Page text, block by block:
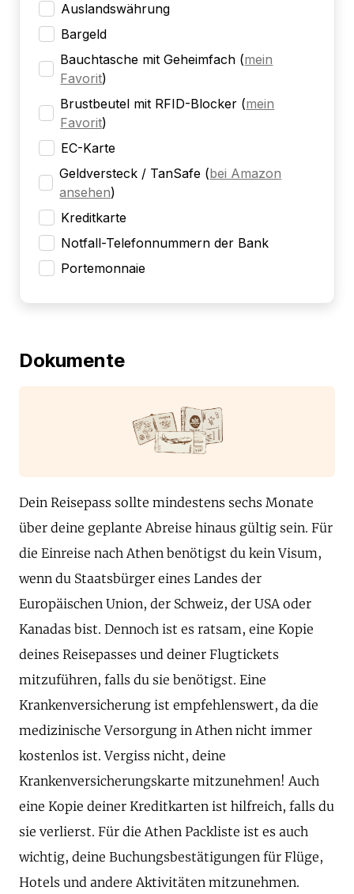
Auslandswährung
Bargeld
Bauchtasche mit Geheimfach (mein
Favorit)
Brustbeutel mit RFID-Blocker (mein
Favorit)
EC-Karte
Geldversteck / TanSafe (bei Amazon
ansehen)
Kreditkarte
Notfall-Telefonnummern der Bank
Portemonnaie
Dokumente
Dein Reisepass sollte mindestens sechs Monate
über deine geplante Abreise hinaus gültig sein. Für
die Einreise nach Athen benötigst du kein Visum,
wenn du Staatsbürger eines Landes der
Europäischen Union, der Schweiz, der USA oder
Kanadas bist. Dennoch ist es ratsam, eine Kopie
deines Reisepasses und deiner Flugtickets
mitzuführen, falls du sie benötigst. Eine
Krankenversicherung ist empfehlenswert, da die
medizinische Versorgung in Athen nicht immer
kostenlos ist. Vergiss nicht, deine
Krankenversicherungskarte mitzunehmen! Auch
eine Kopie deiner Kreditkarten ist hilfreich, falls du
sie verlierst. Für die Athen Packliste ist es auch
wichtig, deine Buchungsbestätigungen für Flüge,
Hotels und andere Aktivitäten mitzunehmen.